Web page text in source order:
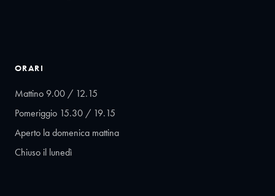
ORARI
Mattino 9.00 / 12.15
Pomeriggio 15.30 / 19.15
Aperto la domenica mattina
Chiuso il lunedì